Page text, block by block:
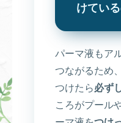
けてい
パーマ液もア
つながるため
つけたら必ず
ころがプール